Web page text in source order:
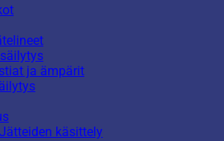
ja ämpärit
Jätteiden käsittely